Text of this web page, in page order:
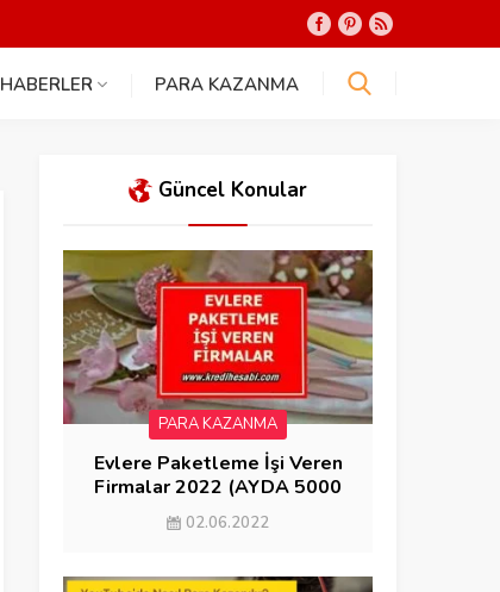
HABERLER PARA KAZANMA
Güncel Konular
PARA KAZANMA
Evlere Paketleme İşi Veren
Firmalar 2022 (AYDA 5000
KAZAN)
02.06.2022